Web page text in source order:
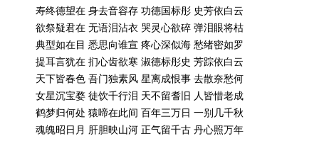
寿终德望在 身去音容存 功德国标彤 史芳依白云
欲祭疑君在 无语泪沾衣 哭灵心欲碎 弹泪眼将枯
典型如在目 悉思向谁宣 疼心深似海 愁绪密如罗
提耳言犹在 扪心齿欲寒 淑德标彤史 芳踪依白云
天下皆春色 吾门独素风 星离成恨事 去散奈愁何
女星沉宝婺 徒饮千行泪 天不留耆旧 人皆惜老成
鹤梦归何处 猿啼在此间 百年三万日 一别几千秋
魂魄昭日月 肝胆映山河 正气留千古 丹心照万年